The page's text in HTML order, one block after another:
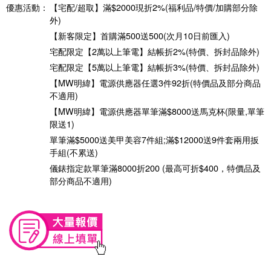
優惠活動：
【宅配/超取】滿$2000現折2%(福利品/特價/加購部分除
外)
【新客限定】首購滿500送500(次月10日前匯入)
宅配限定【2萬以上筆電】結帳折2%(特價、拆封品除外)
宅配限定【5萬以上筆電】結帳折3%(特價、拆封品除外)
【MW明緯】電源供應器任選3件92折(特價品及部分商品
不適用)
【MW明緯】電源供應器單筆滿$8000送馬克杯(限量,單筆
限送1)
單筆滿$5000送美甲美容7件組;滿$12000送9件套兩用扳
手組(不累送)
儀錶指定款單筆滿8000折200 (最高可折$400，特價品及
部分商品不適用)